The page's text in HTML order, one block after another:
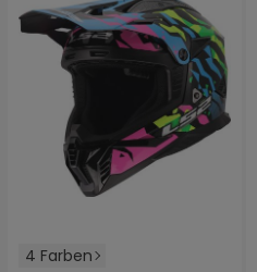
4 Farben